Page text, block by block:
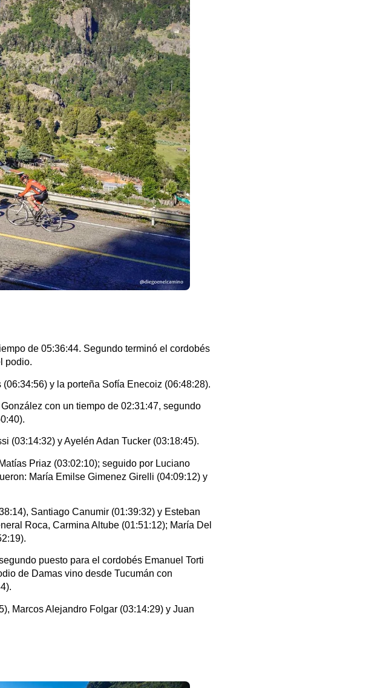
de 05:36:44. Segundo terminó el cordobés
podio.
y la porteña Sofía Enecoiz (06:48:28).
con un tiempo de 02:31:47, segundo
(03:14:32) y Ayelén Adan Tucker (03:18:45).
Priaz (03:02:10); seguido por Luciano
María Emilse Gimenez Girelli (04:09:12) y
Santiago Canumir (01:39:32) y Esteban
Roca, Carmina Altube (01:51:12); María Del
puesto para el cordobés Emanuel Torti
de Damas vino desde Tucumán con
Marcos Alejandro Folgar (03:14:29) y Juan